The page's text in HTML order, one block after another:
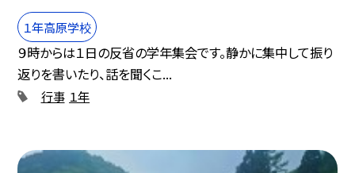
１年高原学校
９時からは１日の反省の学年集会です。静かに集中して振り
返りを書いたり、話を聞くこ...
行事 １年